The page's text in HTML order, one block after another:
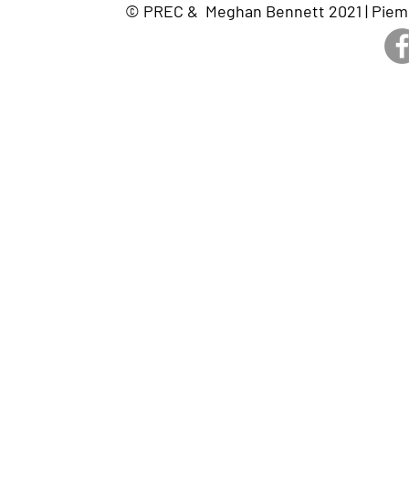
© PREC & Meghan Bennett 2021 |